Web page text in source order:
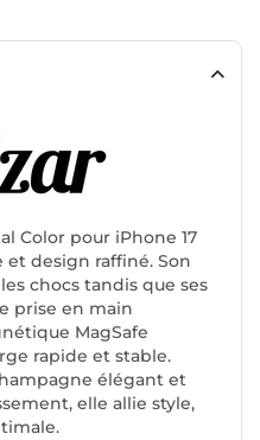
Color pour iPhone 17
design raffiné. Son
chocs tandis que ses
prise en main
MagSafe
rapide et stable.
élégant et
elle allie style,